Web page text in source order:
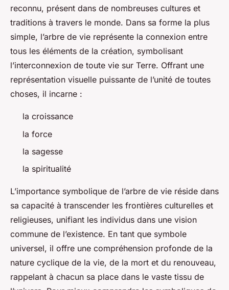
reconnu, présent dans de nombreuses cultures et
traditions à travers le monde. Dans sa forme la plus
simple, l’arbre de vie représente la connexion entre
tous les éléments de la création, symbolisant
l’interconnexion de toute vie sur Terre. Offrant une
représentation visuelle puissante de l’unité de toutes
choses, il incarne :
la croissance
la force
la sagesse
la spiritualité
L’importance symbolique de l’arbre de vie réside dans
sa capacité à transcender les frontières culturelles et
religieuses, unifiant les individus dans une vision
commune de l’existence. En tant que symbole
universel, il offre une compréhension profonde de la
nature cyclique de la vie, de la mort et du renouveau,
rappelant à chacun sa place dans le vaste tissu de